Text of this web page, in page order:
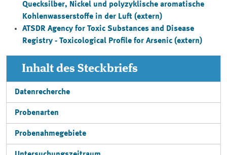
Quecksilber, Nickel und polyzyklische aromatische
Kohlenwasserstoffe in der Luft (extern)
ATSDR Agency for Toxic Substances and Disease
Registry - Toxicological Profile for Arsenic (extern)
Inhalt des Steckbriefs
Datenrecherche
Probenarten
Probenahmegebiete